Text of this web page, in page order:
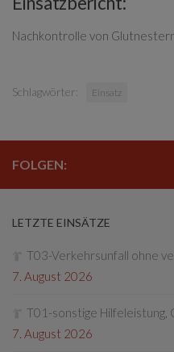
Nachkontrolle von
Schlagwörter: Einsatz
FOLGEN:
LETZTE EINSÄTZE
T03-Verkehrsunfall ohne
7. August 2026
T01-sonstige Hilfeleistung,
7. August 2026